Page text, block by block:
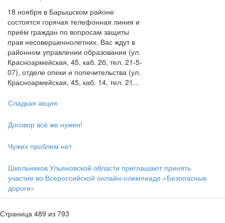
18 ноября в Барышском районе
состоятся горячая телефонная линия и
приём граждан по вопросам защиты
прав несовершеннолетних. Вас ждут в
районном управлении образования (ул.
Красноармейская, 45, каб. 2б, тел. 21-5-
07), отделе опеки и попечительства (ул.
Красноармейская, 45, каб. 14, тел. 21...
Сладкая акция
Договор всё же нужен!
Чужих проблем нет
Школьников Ульяновской области приглашают принять
участие во Всероссийской онлайн-олимпиаде «Безопасные
дороги»
Страница 489 из 793